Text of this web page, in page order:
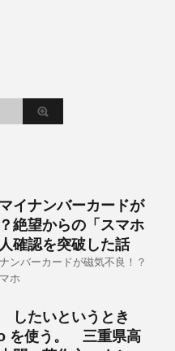
イナンバーカードが
絶望からの「スマホ
確認を突破した話
ンバーカードが磁気不良！？
ホ
したいというとき
を使う。 三重県高